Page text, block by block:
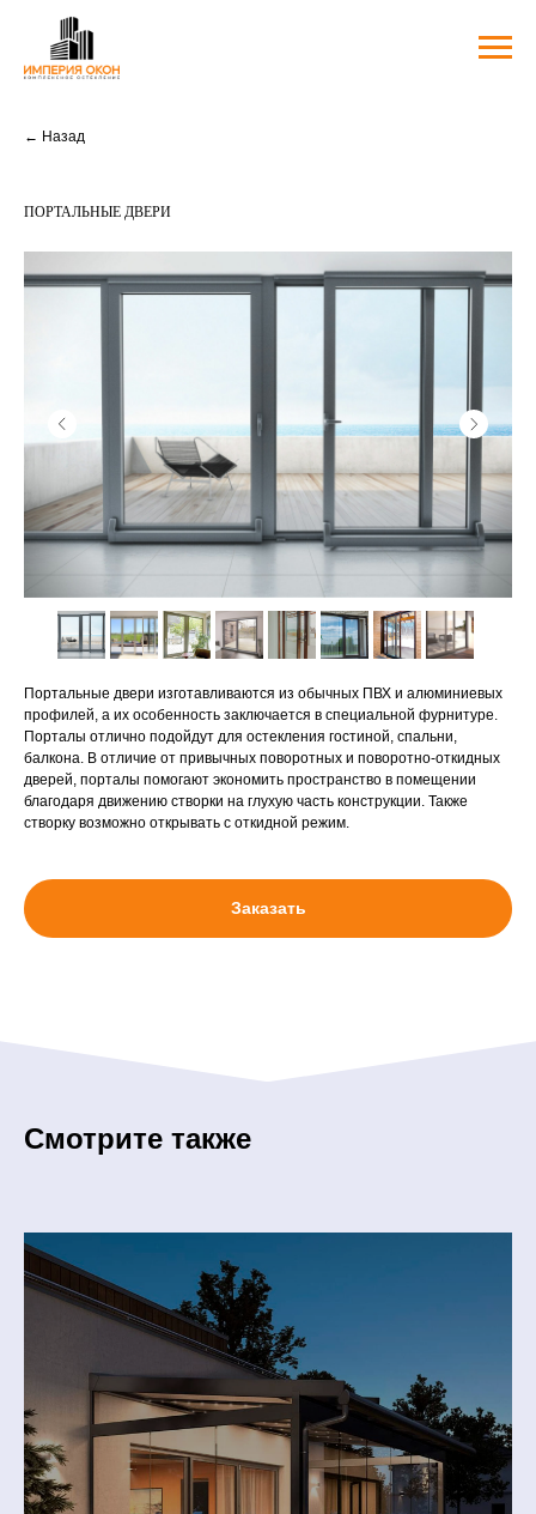
← Назад
ПОРТАЛЬНЫЕ ДВЕРИ
Портальные двери изготавливаются из обычных ПВХ и алюминиевых
профилей, а их особенность заключается в специальной фурнитуре.
Порталы отлично подойдут для остекления гостиной, спальни,
балкона. В отличие от привычных поворотных и поворотно-откидных
дверей, порталы помогают экономить пространство в помещении
благодаря движению створки на глухую часть конструкции. Также
створку возможно открывать с откидной режим.
Заказать
Смотрите также